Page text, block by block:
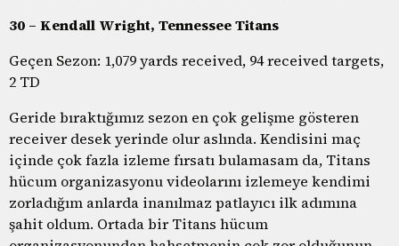
30 – Kendall Wright, Tennessee Titans
Geçen Sezon: 1,079 yards received, 94 received targets,
2 TD
Geride bıraktığımız sezon en çok gelişme gösteren
receiver desek yerinde olur aslında. Kendisini maç
içinde çok fazla izleme fırsatı bulamasam da, Titans
hücum organizasyonu videolarını izlemeye kendimi
zorladığım anlarda inanılmaz patlayıcı ilk adımına
şahit oldum. Ortada bir Titans hücum